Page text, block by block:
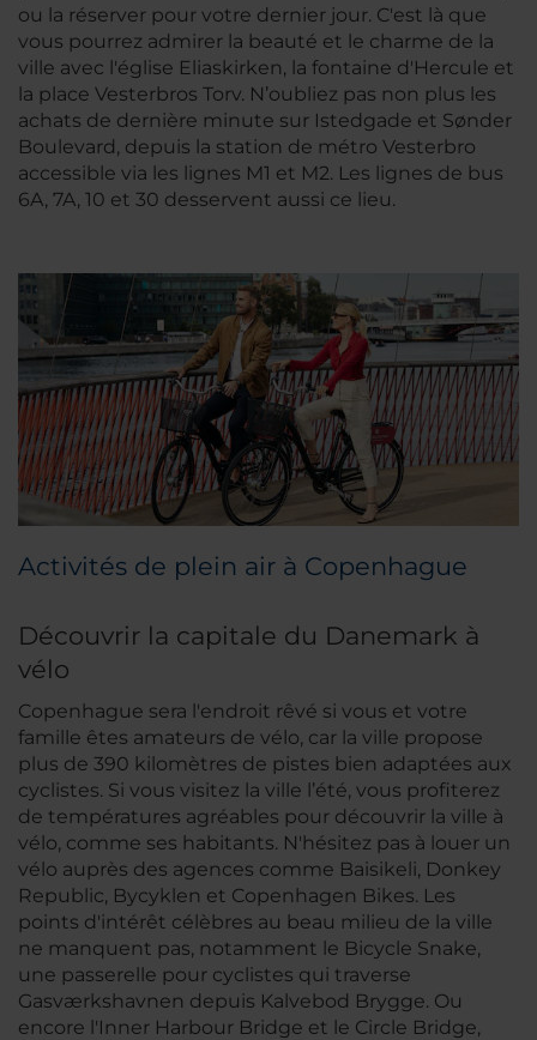
ou la réserver pour votre dernier jour. C'est là que
vous pourrez admirer la beauté et le charme de la
ville avec l'église Eliaskirken, la fontaine d'Hercule et
la place Vesterbros Torv. N’oubliez pas non plus les
achats de dernière minute sur Istedgade et Sønder
Boulevard, depuis la station de métro Vesterbro
accessible via les lignes M1 et M2. Les lignes de bus
6A, 7A, 10 et 30 desservent aussi ce lieu.
Activités de plein air à Copenhague
Découvrir la capitale du Danemark à
vélo
Copenhague sera l'endroit rêvé si vous et votre
famille êtes amateurs de vélo, car la ville propose
plus de 390 kilomètres de pistes bien adaptées aux
cyclistes. Si vous visitez la ville l’été, vous profiterez
de températures agréables pour découvrir la ville à
vélo, comme ses habitants. N'hésitez pas à louer un
vélo auprès des agences comme Baisikeli, Donkey
Republic, Bycyklen et Copenhagen Bikes. Les
points d'intérêt célèbres au beau milieu de la ville
ne manquent pas, notamment le Bicycle Snake,
une passerelle pour cyclistes qui traverse
Gasværkshavnen depuis Kalvebod Brygge. Ou
encore l'Inner Harbour Bridge et le Circle Bridge,